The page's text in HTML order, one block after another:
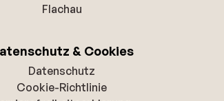
Flachau
& Cookies
Datenschutz
Cookie-Richtlinie